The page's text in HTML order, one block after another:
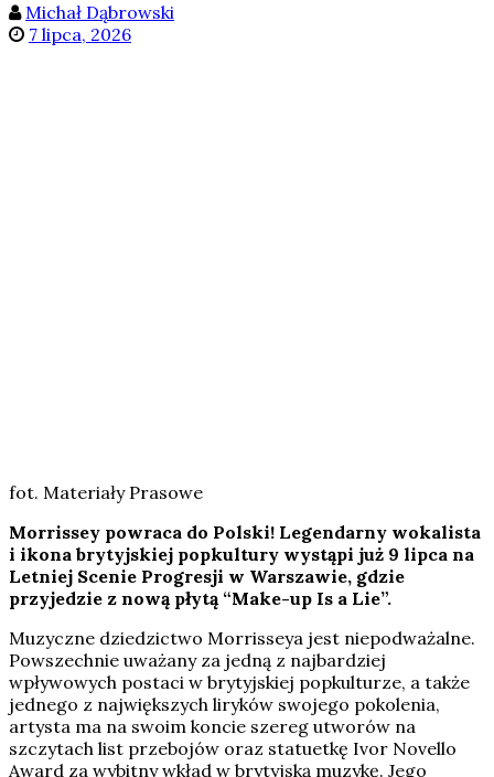
Michał Dąbrowski
7 lipca, 2026
fot. Materiały Prasowe
Morrissey powraca do Polski! Legendarny wokalista
i ikona brytyjskiej popkultury wystąpi już 9 lipca na
Letniej Scenie Progresji w Warszawie, gdzie
przyjedzie z nową płytą “Make-up Is a Lie”.
Muzyczne dziedzictwo Morrisseya jest niepodważalne.
Powszechnie uważany za jedną z najbardziej
wpływowych postaci w brytyjskiej popkulturze, a także
jednego z największych liryków swojego pokolenia,
artysta ma na swoim koncie szereg utworów na
szczytach list przebojów oraz statuetkę Ivor Novello
Award za wybitny wkład w brytyjską muzykę. Jego